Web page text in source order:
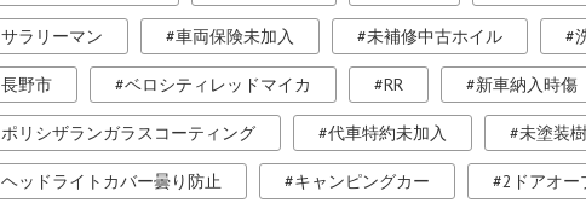
サラリーマン 車両保険未加入 未補修中古ホイル
長野市 ベロシティレッドマイカ RR 新車納入時傷
ポリシザランガラスコーティング 代車特約未加入 未塗装
ヘッドライトカバー曇り防止 キャンピングカー 2ドアオー